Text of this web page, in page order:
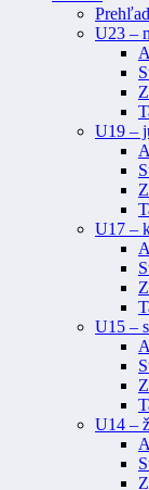
Prehľad
U23 –
U19 –
U17 –
U15 –
U14 –